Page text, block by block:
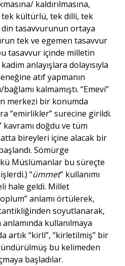
kaldırılmasına,
kültürlü, tek dilli, tek
din tasavvurunun ortaya
tek ve egemen tasavvur
tasavvur içinde milletin
anlayışlara dolayısıyla
atıf yapmanın
kalmamıştı. “Emevi”
merkezi bir konumda
“emirlikler” surecine girildi.
kavramı doğdu ve tüm
bireyleri içine alacak bir
Sömürge
Müslümanlar bu süreçte
“ümmet” kullanımı
hale geldi. Millet
anlamı örtülerek,
soyutlanarak,
kullanılmaya
artık “kirli”, “kirletilmiş” bir
bu kelimeden
başladılar.